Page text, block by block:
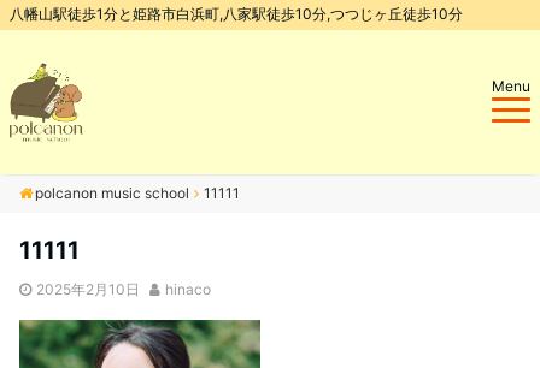
八幡山駅徒歩1分と姫路市白浜町,八家駅徒歩10分,つつじヶ丘徒歩10分
Menu
polcanon music school 11111
11111
2025年2月10日 hinaco